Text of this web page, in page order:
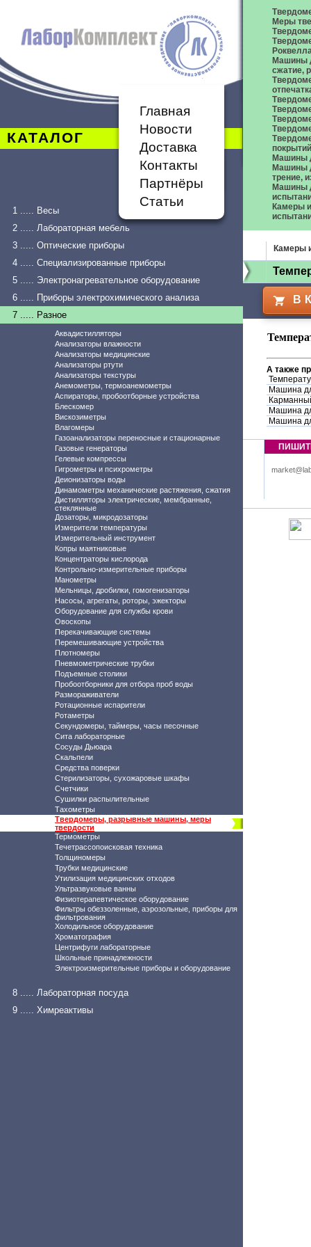
КАТАЛОГ
Главная
Новости
Доставка
Контакты
Партнёры
Статьи
1 ..... Весы
2 ..... Лабораторная мебель
3 ..... Оптические приборы
4 ..... Специализированные приборы
5 ..... Электронагревательное оборудование
6 ..... Приборы электрохимического анализа
7 ..... Разное
Аквадистилляторы
Анализаторы влажности
Анализаторы медицинские
Анализаторы ртути
Анализаторы текстуры
Анемометры, термоанемометры
Аспираторы, пробоотборные устройства
Блескомер
Вискозиметры
Влагомеры
Газоанализаторы переносные и стационарные
Газовые генераторы
Гелевые компрессы
Гигрометры и психрометры
Деионизаторы воды
Динамометры механические растяжения, сжатия
Дистилляторы электрические, мембранные,
стеклянные
Дозаторы, микродозаторы
Измерители температуры
Измерительный инструмент
Копры маятниковые
Концентраторы кислорода
Контрольно-измерительные приборы
Манометры
Мельницы, дробилки, гомогенизаторы
Насосы, агрегаты, роторы, эжекторы
Оборудование для службы крови
Овоскопы
Перекачивающие системы
Перемешивающие устройства
Плотномеры
Пневмометрические трубки
Подъемные столики
Пробоотборники для отбора проб воды
Размораживатели
Ротационные испарители
Ротаметры
Секундомеры, таймеры, часы песочные
Сита лабораторные
Сосуды Дьюара
Скальпели
Средства поверки
Стерилизаторы, сухожаровые шкафы
Счетчики
Сушилки распылительные
Тахометры
Твердомеры, разрывные машины, меры
твердости
Термометры
Течетрассопоисковая техника
Толщиномеры
Трубки медицинские
Утилизация медицинских отходов
Ультразвуковые ванны
Физиотерапевтическое оборудование
Фильтры обеззоленные, аэрозольные, приборы для
фильтрования
Холодильное оборудование
Хроматография
Центрифуги лабораторные
Школьные принадлежности
Электроизмерительные приборы и оборудование
8 ..... Лабораторная посуда
9 ..... Химреактивы
Меры
Машины
сжатие,
покрытий
Машины
Машины
трение,
Машины
Камеры
Камеры
В
А также
Машина
Машина
Машина